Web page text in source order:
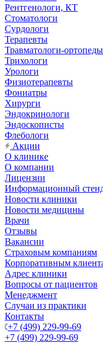
Рентгенологи, КТ
Стоматологи
Сурдологи
Терапевты
Травматологи-ортопеды
Трихологи
Урологи
Физиотерапевты
Фониатры
Хирурги
Эндокринологи
Эндоскописты
Флебологи
Акции
О клинике
О компании
Лицензии
Информационный
Новости клиники
Новости медицины
Врачи
Отзывы
Вакансии
Страховым компаниям
Корпоративным
Адрес клиники
Вопросы от пациентов
Менеджмент
Случаи из практики
Контакты
+7 (499) 229-99-69
+7 (499) 229-99-69